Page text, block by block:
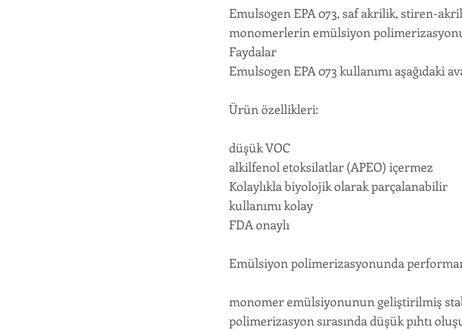
Emulsogen EPA 073, saf akrilik, stiren-
monomerlerin emülsiyon
Faydalar
Emulsogen EPA 073 kullanımı aşağıdaki
Ürün özellikleri:
düşük VOC
alkilfenol etoksilatlar (APEO) içermez
Kolaylıkla biyolojik olarak parçalanabilir
kullanımı kolay
FDA onaylı
Emülsiyon polimerizasyonunda
monomer emülsiyonunun geliştirilmiş
polimerizasyon sırasında düşük pıhtı